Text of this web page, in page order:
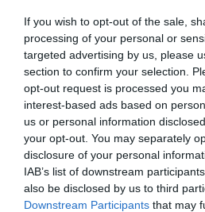
If you wish to opt-out of the sale,
processing of your personal or
targeted advertising by us, please
section to confirm your selection.
opt-out request is processed you
interest-based ads based on
us or personal information
your opt-out. You may separately
disclosure of your personal
IAB’s list of downstream
also be disclosed by us to third
Downstream Participants that may
ενημέρωση και όχι
,κερδίσατε .
Πάω στις αποθήκες
τότε που ήταν ένας
Φέτος το beach bar
παραλίας συν ένα
η μουσική κάνει
την πλαγιά από
είναι με ωτοασπίδες